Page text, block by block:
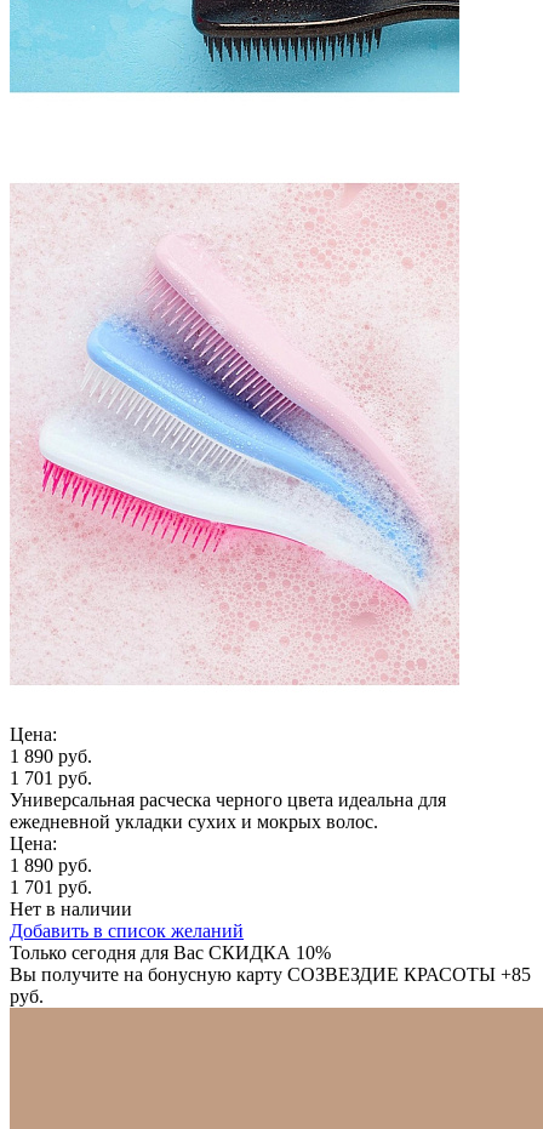
Цена:
1 890 руб.
1 701 руб.
Универсальная расческа черного цвета идеальна для
ежедневной укладки сухих и мокрых волос.
Цена:
1 890 руб.
1 701 руб.
Нет в наличии
Добавить в список желаний
Только сегодня для Вас СКИДКА 10%
Вы получите на бонусную карту СОЗВЕЗДИЕ КРАСОТЫ +85
руб.